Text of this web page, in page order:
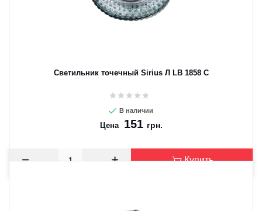
Светильник точечный Sirius Л LB 1858 C
В наличии
Цена 151 грн.
Купить